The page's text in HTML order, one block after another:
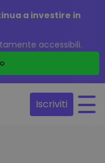
a investire in
accessibili.
Iscriviti